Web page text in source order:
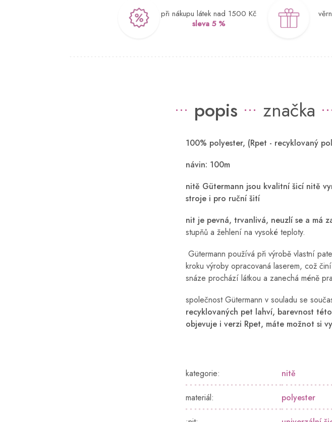
při nákupu látek nad 1500 Kč
sleva 5 %
popis značka
100% polyester, (Rpet - recyklovaný
návin: 100m
nitě Gütermann jsou kvalitní šicí nitě
stroje i pro ruční šití
nit je pevná, trvanlivá, neuzlí se a má
stupňů a žehlení na vysoké teploty.
Gütermann používá při výrobě vlastní
kroku výroby opracovaná laserem, což
snáze prochází látkou a zanechá méně
společnost Gütermann v souladu se
recyklovaných pet lahví, barevnost
objevuje i verzi Rpet, máte možnot si
kategorie: nitě
materiál: polyester